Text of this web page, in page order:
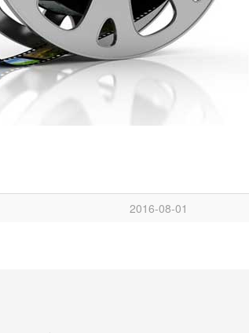
2016-08-01